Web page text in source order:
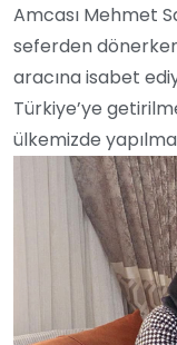
Amcası Mehmet
seferden dönerken
aracına isabet
Türkiye’ye
ülkemizde